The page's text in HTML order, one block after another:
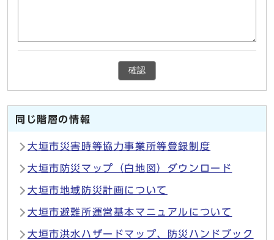
確認
同じ階層の情報
大垣市災害時等協力事業所等登録制度
大垣市防災マップ（白地図）ダウンロード
大垣市地域防災計画について
大垣市避難所運営基本マニュアルについて
大垣市洪水ハザードマップ、防災ハンドブック